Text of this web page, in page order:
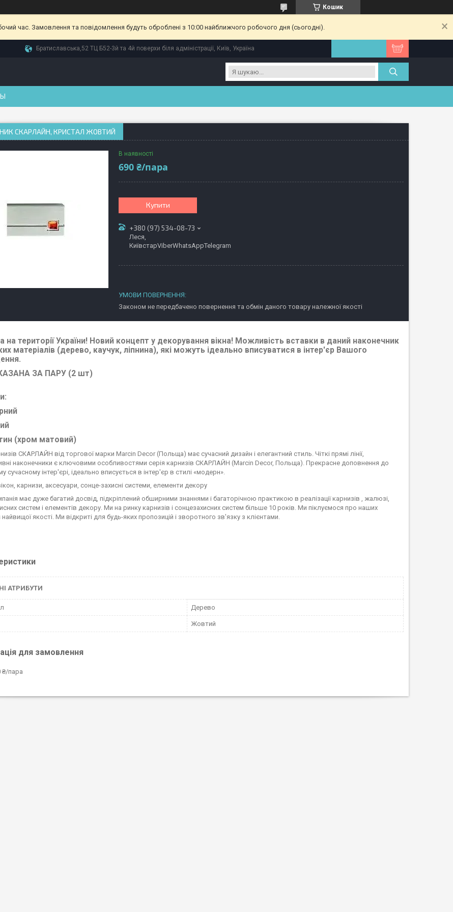
Кошик
час. Замовлення та повідомлення будуть оброблені з 10:00 найближчого робочого дня (сьогодні).
Братиславська,52 ТЦ Б52-3й та 4й поверхи біля адміністрації, Київ, Україна
СКАРЛАЙН, КРИСТАЛ ЖОВТИЙ
В наявності
690 ₴/пара
Купити
+380 (97) 534-08-73
Леся,
КиївстарViberWhatsAppTelegram
Законом не передбачено повернення та обмін даного товару належної якості
на території України! Новий концепт у декорування вікна! Можливість вставки в даний наконечник
матеріалів (дерево, каучук, ліпнина), які можуть ідеально вписуватися в інтер'єр Вашого
ЗА ПАРУ (2 шт)
(хром матовий)
СКАРЛАЙН від торгової марки Marcin Decor (Польща) має сучасний дизайн і елегантний стиль. Чіткі прямі лінії,
наконечники є ключовими особливостями серія карнизів СКАРЛАЙН (Marcin Decor, Польща). Прекрасне доповнення до
сучасному інтер'єрі, ідеально вписується в інтер'єр в стилі «модерн».
карнизи, аксесуари, сонце-захисні системи, елементи декору
має дуже багатий досвід, підкріплений обширними знаннями і багаторічною практикою в реалізації карнизів , жалюзі,
систем і елементів декору. Ми на ринку карнизів і сонцезахисних систем більше 10 років. Ми піклуємося про наших
якості. Ми відкриті для будь-яких пропозицій і зворотного зв'язку з клієнтами.
АТРИБУТИ
Дерево
Жовтий
для замовлення
₴/пара